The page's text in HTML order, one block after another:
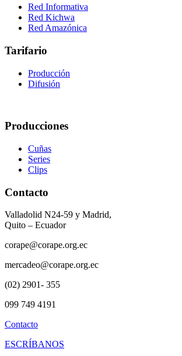
Red Informativa
Red Kichwa
Red Amazónica
Tarifario
Producción
Difusión
Producciones
Cuñas
Series
Clips
Contacto
Valladolid N24-59 y Madrid,
Quito – Ecuador
corape@corape.org.ec
mercadeo@corape.org.ec
(02) 2901- 355
099 749 4191
Contacto
ESCRÍBANOS